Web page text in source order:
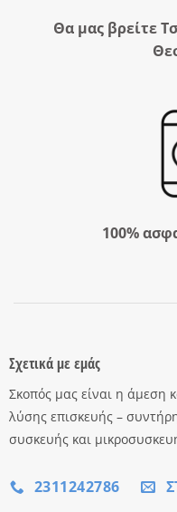
Θα μας βρείτε
100%
Σχετικά με εμάς
Σκοπός μας είναι η άμεση
λύσης επισκευής –
συσκευής και
2311242786